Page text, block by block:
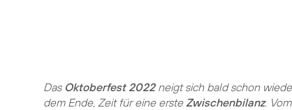
Das Oktoberfest 2022neigt sich bald schon
dem Ende, Zeit für eine ersteZwischenbilanz. Vom